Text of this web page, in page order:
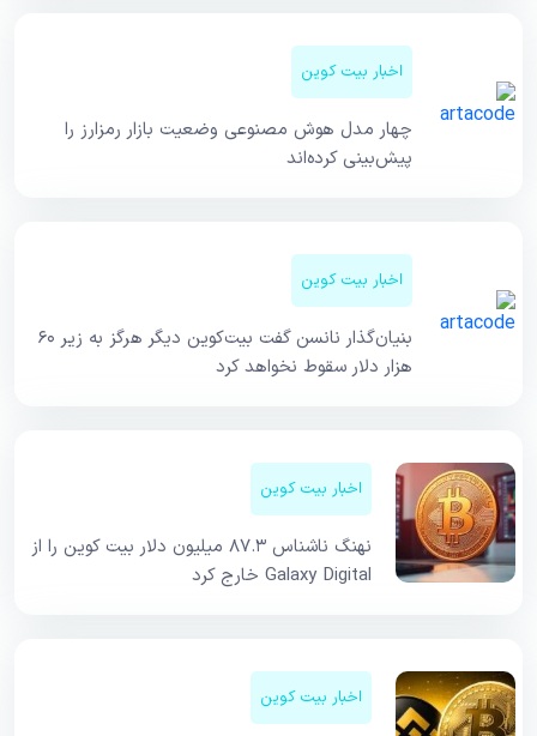
اخبار بیت کوین
چهار مدل هوش مصنوعی وضعیت بازار رمزارز را
پیش‌بینی کرده‌اند
اخبار بیت کوین
بنیان‌گذار نانسن گفت بیت‌کوین دیگر هرگز به زیر ۶۰
هزار دلار سقوط نخواهد کرد
اخبار بیت کوین
نهنگ ناشناس ۸۷.۳ میلیون دلار بیت کوین را از
Galaxy Digital خارج کرد
اخبار بیت کوین